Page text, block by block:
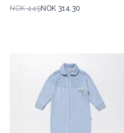
NOK 449NOK 314.30